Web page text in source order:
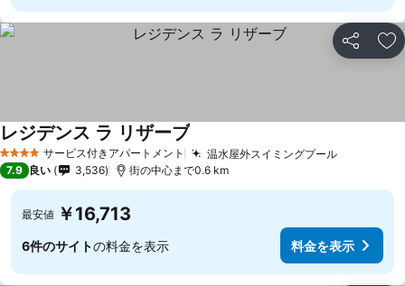
シェア お
4 ホテルのランクサービス付きアパートメント 温水屋外スイミングプール
レジデンス ラ リザーブ
7.9 良い 3,536 街の中心まで0.6 km
最安値 ￥16,713
6件のサイトの料金を表示 料金を表示